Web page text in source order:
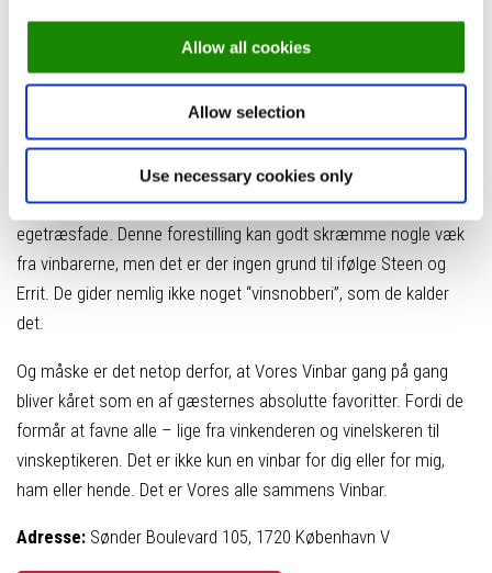
Allow all cookies
Allow selection
Use necessary cookies only
Fra ølelskere til vinentusiater
For nogle kan vin måske associeres med den slags
connaisseurs, som taler druer, sorter og distrikter op på et
niveau, de kun selv kan være med på. Typen, som slynger
glasset for at se “gardinerne”, og som efter første tår kan
afgøre, om vinen her har ligget på franske eller amerikanske
egetræsfade. Denne forestilling kan godt skræmme nogle væk
fra vinbarerne, men det er der ingen grund til ifølge Steen og
Errit. De gider nemlig ikke noget “vinsnobberi”, som de kalder
det.
Og måske er det netop derfor, at Vores Vinbar gang på gang
bliver kåret som en af gæsternes absolutte favoritter. Fordi de
formår at favne alle – lige fra vinkenderen og vinelskeren til
vinskeptikeren. Det er ikke kun en vinbar for dig eller for mig,
ham eller hende. Det er Vores alle sammens Vinbar.
Adresse: Sønder Boulevard 105, 1720 København V